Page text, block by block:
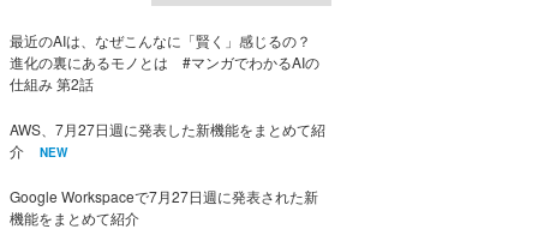
最近のAIは、なぜこんなに「賢く」感じるの？
進化の裏にあるモノとは #マンガでわかるAIの
仕組み 第2話
AWS、7月27日週に発表した新機能をまとめて紹
介
NEW
Google Workspaceで7月27日週に発表された新
機能をまとめて紹介